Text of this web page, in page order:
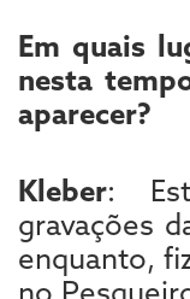
Em quais
nesta
aparecer?
Kleber:
gravações
enquanto,
no